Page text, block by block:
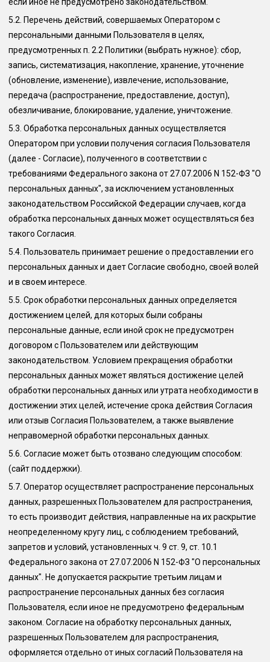
5.2. Перечень действий, совершаемых Оператором с
персональными данными Пользователя в целях,
предусмотренных п. 2.2 Политики (выбрать нужное): сбор,
запись, систематизация, накопление, хранение, уточнение
(обновление, изменение), извлечение, использование,
передача (распространение, предоставление, доступ),
обезличивание, блокирование, удаление, уничтожение.
5.3. Обработка персональных данных осуществляется
Оператором при условии получения согласия Пользователя
(далее - Согласие), полученного в соответствии с
требованиями Федерального закона от 27.07.2006 N 152-ФЗ "О
персональных данных", за исключением установленных
законодательством Российской Федерации случаев, когда
обработка персональных данных может осуществляться без
такого Согласия.
5.4. Пользователь принимает решение о предоставлении его
персональных данных и дает Согласие свободно, своей волей
и в своем интересе.
5.5. Срок обработки персональных данных определяется
достижением целей, для которых были собраны
персональные данные, если иной срок не предусмотрен
договором с Пользователем или действующим
законодательством. Условием прекращения обработки
персональных данных может являться достижение целей
обработки персональных данных или утрата необходимости в
достижении этих целей, истечение срока действия Согласия
или отзыв Согласия Пользователем, а также выявление
неправомерной обработки персональных данных.
5.6. Согласие может быть отозвано следующим способом:
(сайт поддержки)
5.7. Оператор осуществляет распространение персональных
данных, разрешенных Пользователем для распространения,
то есть производит действия, направленные на их раскрытие
неопределенному кругу лиц, с соблюдением требований,
запретов и условий, установленных ч. 9 ст. 9, ст. 10.1
Федерального закона от 27.07.2006 N 152-ФЗ "О персональных
данных". Не допускается раскрытие третьим лицам и
распространение персональных данных без согласия
Пользователя, если иное не предусмотрено федеральным
законом. Согласие на обработку персональных данных,
разрешенных Пользователем для распространения,
оформляется отдельно от иных согласий Пользователя на